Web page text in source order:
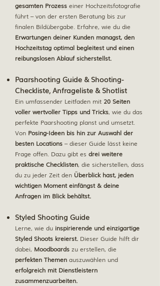
gesamten Prozess einer Hochzeitsfotografie
führt – von der ersten Beratung bis zur
finalen Bildübergabe. Erfahre, wie du die
Erwartungen deiner Kunden managst, den
Hochzeitstag optimal begleitest und einen
reibungslosen Ablauf sicherstellst.
Paarshooting Guide & Shooting-
Checkliste, Anfrageliste & Shotlist
Ein umfassender Leitfaden mit 20 Seiten
voller wertvoller Tipps und Tricks, wie du das
perfekte Paarshooting planst und umsetzt.
Von Posing-Ideen bis hin zur Auswahl der
besten Locations – dieser Guide lässt keine
Frage offen. Dazu gibt es drei weitere
praktische Checklisten, die sicherstellen, dass
du zu jeder Zeit den Überblick hast, jeden
wichtigen Moment einfängst & deine
Anfragen im Blick behältst.
Styled Shooting Guide
Lerne, wie du inspirierende und einzigartige
Styled Shoots kreierst. Dieser Guide hilft dir
dabei, Moodboards zu erstellen, die
perfekten Themen auszuwählen und
erfolgreich mit Dienstleistern
zusammenzuarbeiten.